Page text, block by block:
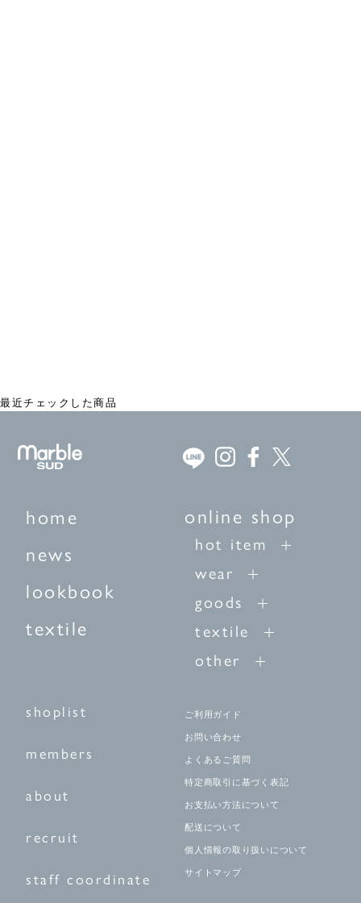
最近チェックした商品
home
news
lookbook
textile
online shop
hot item
wear
goods
textile
other
shoplist
members
about
recruit
staff coordinate
ご利用ガイド
お問い合わせ
よくあるご質問
特定商取引に基づく表記
お支払い方法について
配送について
個人情報の取り扱いについて
サイトマップ